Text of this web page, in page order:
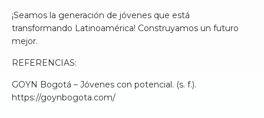
¡Seamos la generación de jóvenes que está
transformando Latinoamérica! Construyamos un futuro
mejor.
REFERENCIAS:
GOYN Bogotá – Jóvenes con potencial. (s. f.).
https://goynbogota.com/